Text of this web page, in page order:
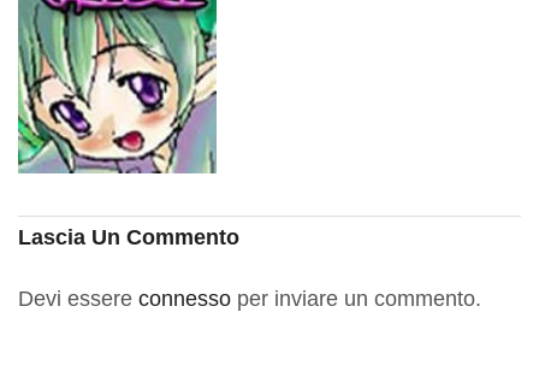
Lascia Un Commento
Devi essere connesso per inviare un commento.